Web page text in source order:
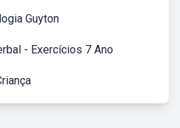
Guyton
- Exercícios 7 Ano